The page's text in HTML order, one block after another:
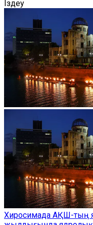
Іздеу
Хиросимада АҚШ-тың